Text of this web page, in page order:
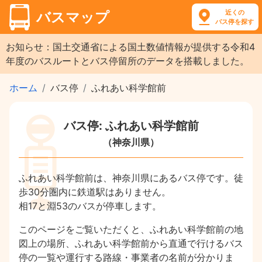
バスマップ
近くの
バス停を探す
お知らせ：国土交通省による国土数値情報が提供する令和4
年度のバスルートとバス停留所のデータを搭載しました。
ホーム バス停 ふれあい科学館前
バス停: ふれあい科学館前
（神奈川県）
ふれあい科学館前は、神奈川県にあるバス停です。徒
歩30分圏内に鉄道駅はありません。
相17と淵53のバスが停車します。
このページをご覧いただくと、ふれあい科学館前の地
図上の場所、ふれあい科学館前から直通で行けるバス
停の一覧や運行する路線・事業者の名前が分かりま